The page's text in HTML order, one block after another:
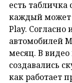
есть табличка
каждый может
Play. Согласно
автомобилей
месяц. В
создавались
как работает